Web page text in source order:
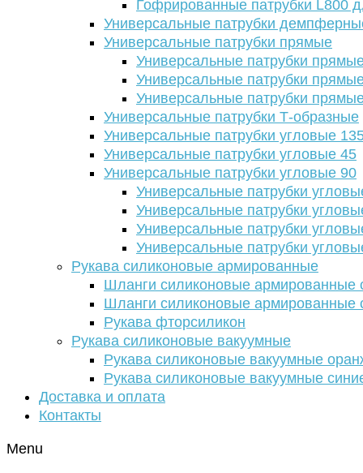
Гофрированные патрубки L800
Универсальные патрубки
Универсальные патрубки прямые
Универсальные патрубки
Универсальные патрубки
Универсальные патрубки
Универсальные патрубки Т-образные
Универсальные патрубки угловые
Универсальные патрубки угловые 45
Универсальные патрубки угловые 90
Универсальные патрубки
Универсальные патрубки
Универсальные патрубки
Универсальные патрубки
Рукава силиконовые армированные
Шланги силиконовые армированные
Шланги силиконовые армированные
Рукава фторсиликон
Рукава силиконовые вакуумные
Рукава силиконовые вакуумные
Рукава силиконовые вакуумные
Доставка и оплата
Контакты
Menu